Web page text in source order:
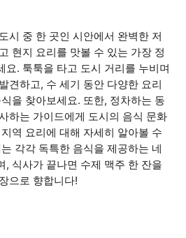
시 중 한 곳인 시안에서 완벽한 저
현지 요리를 맛볼 수 있는 가장 정
요. 툭툭을 타고 도시 거리를 누비며
견하고, 수 세기 동안 다양한 요리
을 찾아보세요. 또한, 정차하는 동
하는 가이드에게 도시의 음식 문화
역 요리에 대해 자세히 알아볼 수
각각 독특한 음식을 제공하는 네
, 식사가 끝나면 수제 맥주 한 잔을
으로 향합니다!